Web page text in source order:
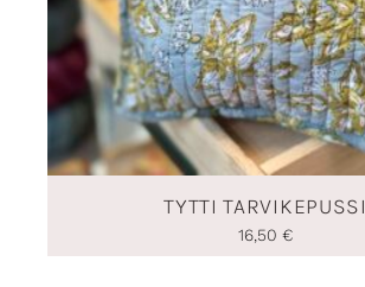
TYTTI TARVIKEPUSSI
16,50 €